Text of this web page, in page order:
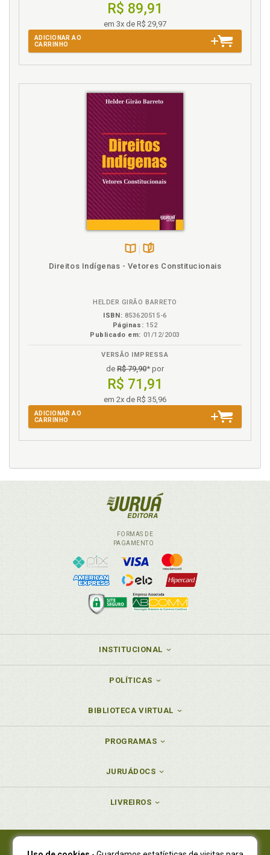
R$ 89,91
em 3x de R$ 29,97
ADICIONAR AO
CARRINHO
Direitos Indígenas - Vetores Constitucionais
HELDER GIRÃO BARRETO
ISBN: 853620515-6
Páginas: 152
Publicado em: 01/12/2003
VERSÃO IMPRESSA
de R$ 79,90* por
R$ 71,91
em 2x de R$ 35,96
ADICIONAR AO
CARRINHO
FORMAS DE
PAGAMENTO
INSTITUCIONAL
POLÍTICAS
BIBLIOTECA VIRTUAL
PROGRAMAS
JURUÁDOCS
LIVREIROS